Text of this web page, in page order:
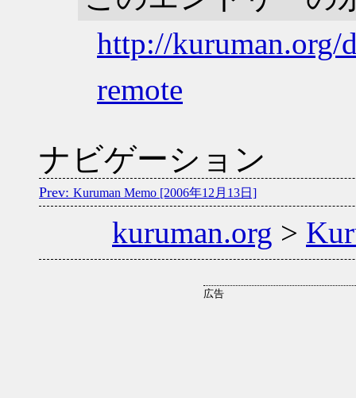
http://
remote
ナビゲーション
Kuruman Memo [2006年12月13日]
kuruman.org >